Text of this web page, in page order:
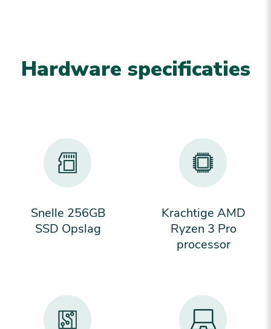
Hardware specificaties
Snelle 256GB
SSD Opslag
Krachtige AMD
Ryzen 3 Pro
processor